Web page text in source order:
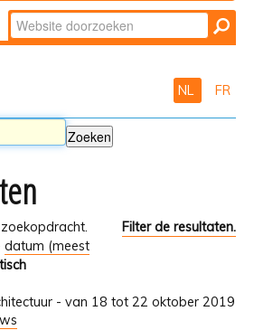
Zoek
Geavanceerd
NL FR
Filter de resultaten.
datum (meest
- van 18 tot 22 oktober 2019